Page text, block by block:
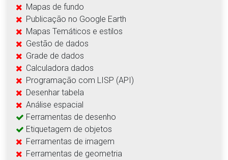
Mapas de fundo
Publicação no Google Earth
Mapas Temáticos e estilos
Gestão de dados
Grade de dados
Calculadora dados
Programação com LISP (API)
Desenhar tabela
Análise espacial
Ferramentas de desenho
Etiquetagem de objetos
Ferramentas de imagem
Ferramentas de geometria